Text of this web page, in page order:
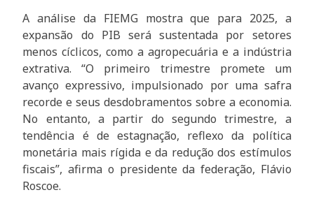
A análise da FIEMG mostra que para 2025, a
expansão do PIB será sustentada por setores
menos cíclicos, como a agropecuária e a indústria
extrativa. “O primeiro trimestre promete um
avanço expressivo, impulsionado por uma safra
recorde e seus desdobramentos sobre a economia.
No entanto, a partir do segundo trimestre, a
tendência é de estagnação, reflexo da política
monetária mais rígida e da redução dos estímulos
fiscais”, afirma o presidente da federação, Flávio
Roscoe.